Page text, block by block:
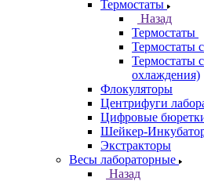
Термостаты
Назад
Термостаты
Термостаты
Термостаты
охлаждения)
Флокуляторы
Центрифуги
Цифровые
Шейкер-
Экстракторы
Весы лабораторные
Назад